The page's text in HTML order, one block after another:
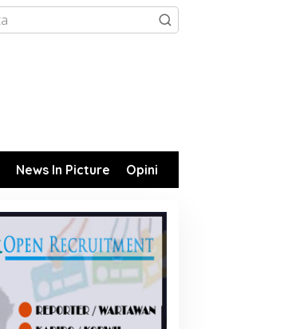
News In Picture Opini